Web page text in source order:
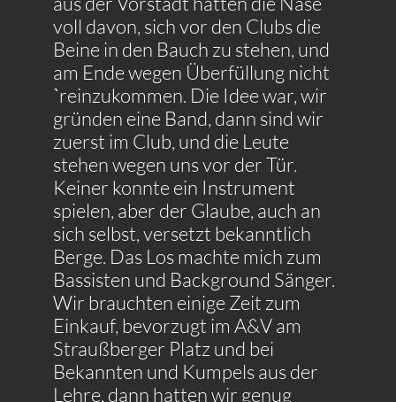
voll davon, sich vor den Clubs die
Beine in den Bauch zu stehen, und
am Ende wegen Überfüllung nicht
ˋreinzukommen. Die Idee war, wir
gründen eine Band, dann sind wir
zuerst im Club, und die Leute
stehen wegen uns vor der Tür.
Keiner konnte ein Instrument
spielen, aber der Glaube, auch an
sich selbst, versetzt bekanntlich
Berge. Das Los machte mich zum
Bassisten und Background Sänger.
Wir brauchten einige Zeit zum
Einkauf, bevorzugt im A&V am
Straußberger Platz und bei
Bekannten und Kumpels aus der
Lehre, dann hatten wir genug